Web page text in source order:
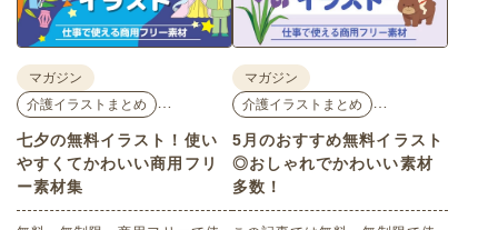
い。
マガジン
介護イラストまとめ
七夕の無料イラスト！使い
やすくてかわいい商用フリ
ー素材集
マガジン
介護イラストまとめ
5月のおすすめ無料イラスト
◎おしゃれでかわいい素材
多数！